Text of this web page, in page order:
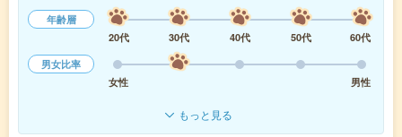
年齢層
20代
30代 40代 50代
60代
男女比率
女性
男性
もっと見る